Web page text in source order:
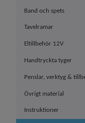
Band och spets
Tavelramar
Eltillbehör 12V
Handtryckta tyger
Penslar, verktyg &
Övrigt material
Instruktioner